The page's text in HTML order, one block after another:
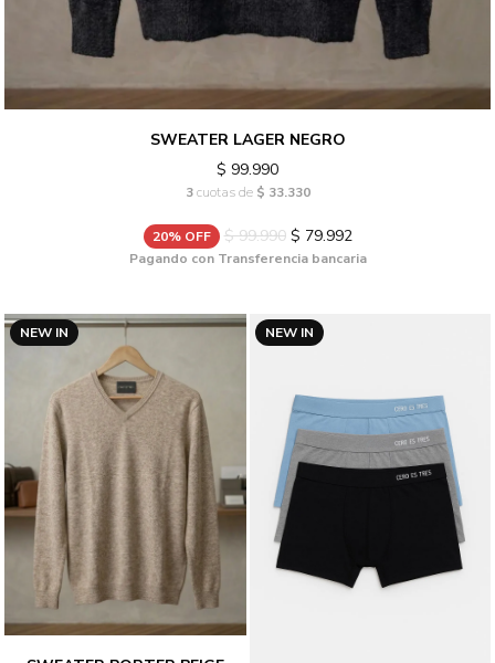
SWEATER LAGER NEGRO
$ 99.990
3cuotas de $ 33.330
20% OFF $ 99.990$ 79.992
Pagando con Transferencia bancaria
NEW IN NEW IN